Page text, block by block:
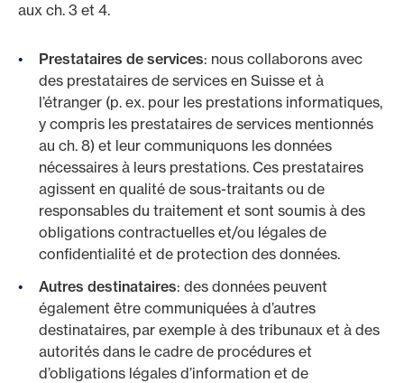
aux ch. 3 et 4.
Prestataires de services: nous collaborons avec
des prestataires de services en Suisse et à
l’étranger (p. ex. pour les prestations informatiques,
y compris les prestataires de services mentionnés
au ch. 8) et leur communiquons les données
nécessaires à leurs prestations. Ces prestataires
agissent en qualité de sous-traitants ou de
responsables du traitement et sont soumis à des
obligations contractuelles et/ou légales de
confidentialité et de protection des données.
Autres destinataires: des données peuvent
également être communiquées à d’autres
destinataires, par exemple à des tribunaux et à des
autorités dans le cadre de procédures et
d’obligations légales d’information et de